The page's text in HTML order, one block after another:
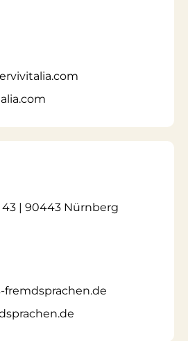
| 90443 Nürnberg
fremdsprachen.de